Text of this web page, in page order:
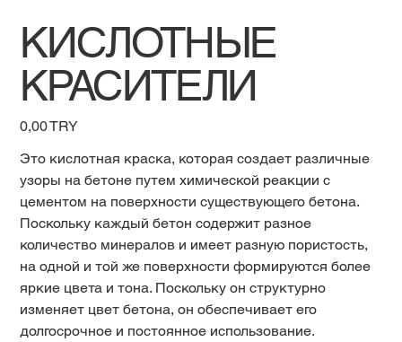
КИСЛОТНЫЕ
КРАСИТЕЛИ
Цена
0,00 TRY
Это кислотная краска, которая создает различные
узоры на бетоне путем химической реакции с
цементом на поверхности существующего бетона.
Поскольку каждый бетон содержит разное
количество минералов и имеет разную пористость,
на одной и той же поверхности формируются более
яркие цвета и тона. Поскольку он структурно
изменяет цвет бетона, он обеспечивает его
долгосрочное и постоянное использование.